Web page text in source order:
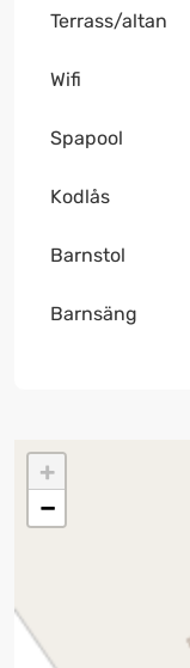
Terrass/altan
Wifi
Spapool
Kodlås
Barnstol
Barnsäng
+
−